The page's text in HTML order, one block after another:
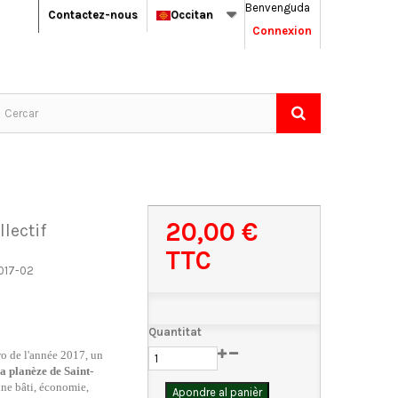
Benvenguda
Connexion
Occitan
Contactez-nous
02
de l'année 2017, un
planèze de Saint-
bâti, économie,
20,00 €
TTC
Quantitat
Apondre al panièr